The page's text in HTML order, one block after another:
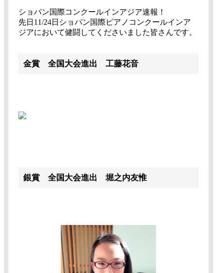
ショパン国際コンクールインアジア速報！
先日11/24日ショパン国際ピアノコンクールインア
ジアにおいて健闘してくださいました皆さんです。
金賞 全国大会進出 工藤花音
銀賞 全国大会進出 堀之内友惟